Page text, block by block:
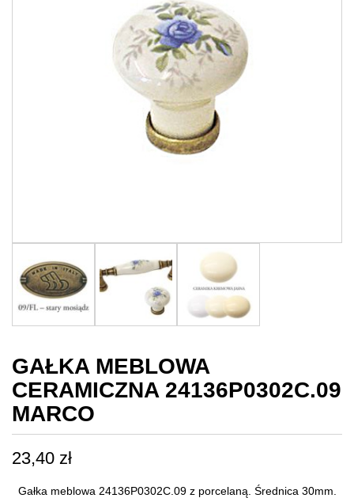
GAŁKA MEBLOWA
CERAMICZNA 24136P0302C.09
MARCO
23,40 zł
Gałka meblowa 24136P0302C.09 z porcelaną. Średnica 30mm.